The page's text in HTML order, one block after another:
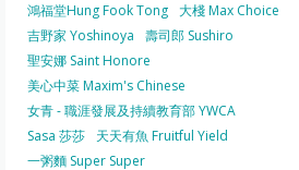
鴻福堂Hung Fook Tong 大棧 Max Choice
吉野家 Yoshinoya
壽司郎 Sushiro
聖安娜 Saint Honore
美心中菜 Maxim's Chinese
女青 - 職涯發展及持續教育部 YWCA
Sasa 莎莎
天天有魚 Fruitful Yield
一粥麵 Super Super